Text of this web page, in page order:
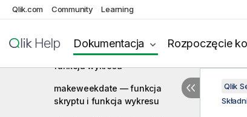
Qlik.com Community Learning
Dokumentacja Rozpoczęcie
makedate — funkcja skryptu i
maketime — funkcja skryptu i
funkcja wykresu
makeweekdate — funkcja
skryptu i funkcja wykresu
Qlik